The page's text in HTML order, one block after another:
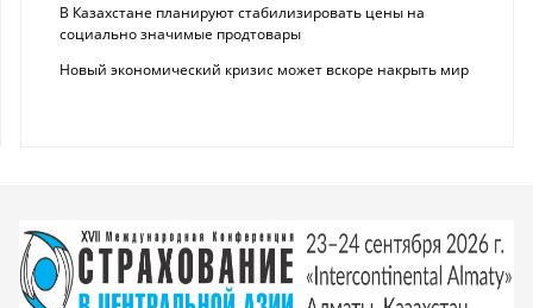
В Казахстане планируют стабилизировать цены на
социально значимые продтовары
Новый экономический кризис может вскоре накрыть мир